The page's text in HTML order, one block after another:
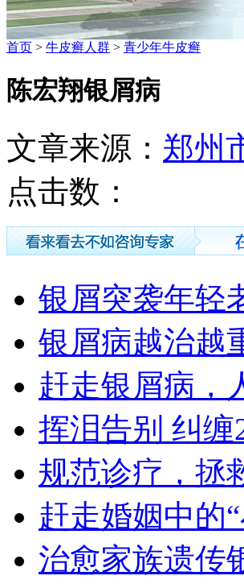
首页 > 牛皮癣人群 > 青少年牛皮癣
陈宏翔银屑病
文章来源： 郑州
点击数：
银屑突袭年轻
银屑病越治越
赶走银屑病，
挥泪告别 纠
规范诊疗，拯
赶走婚姻中的
治愈家族遗传